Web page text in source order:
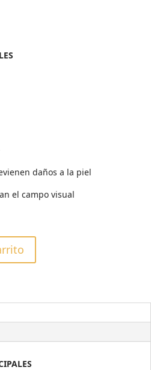
daños a la piel
el campo visual